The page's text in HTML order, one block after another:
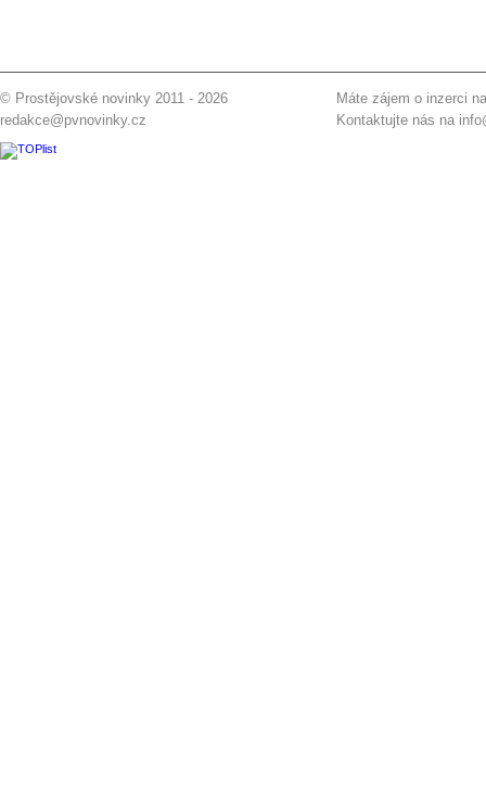
© Prostějovské novinky 2011 - 2026
redakce@pvnovinky.cz
Máte zájem o inzerci
Kontaktujte nás na